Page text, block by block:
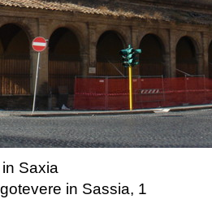
Saxia
in Sassia, 1